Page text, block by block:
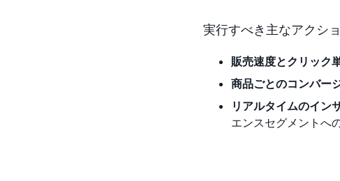
実行すべき主なアクショ
販売速度とクリック
商品ごとのコンバー
リアルタイムのイン
エンスセグメントへ